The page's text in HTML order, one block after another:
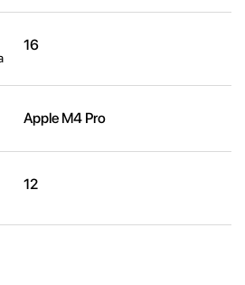
16
Apple M4 Pro
12